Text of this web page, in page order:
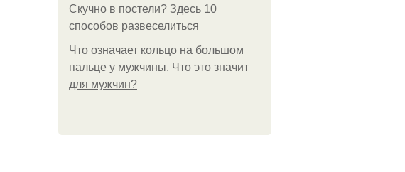
Скучно в постели? Здесь 10
способов развеселиться
Что означает кольцо на большом
пальце у мужчины. Что это значит
для мужчин?